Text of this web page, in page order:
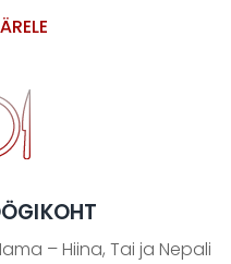
– Hiina, Tai ja Nepali